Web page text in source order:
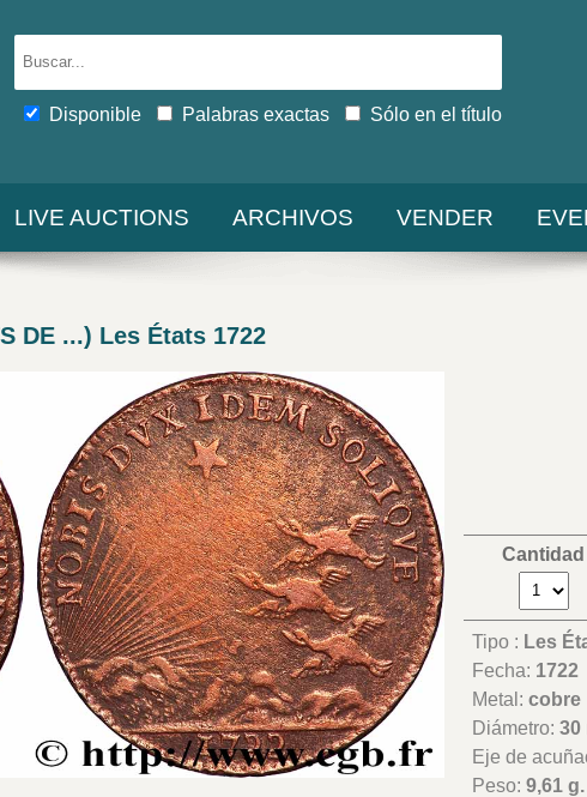
Disponible Palabras exactas Sólo en el título
LIVE AUCTIONS ARCHIVOS VENDER
DE ...) Les États 1722
Cantidad
Tipo : Les
Fecha: 1722
Metal:cobre
Diámetro:30
Eje de
Peso:9,61 g.